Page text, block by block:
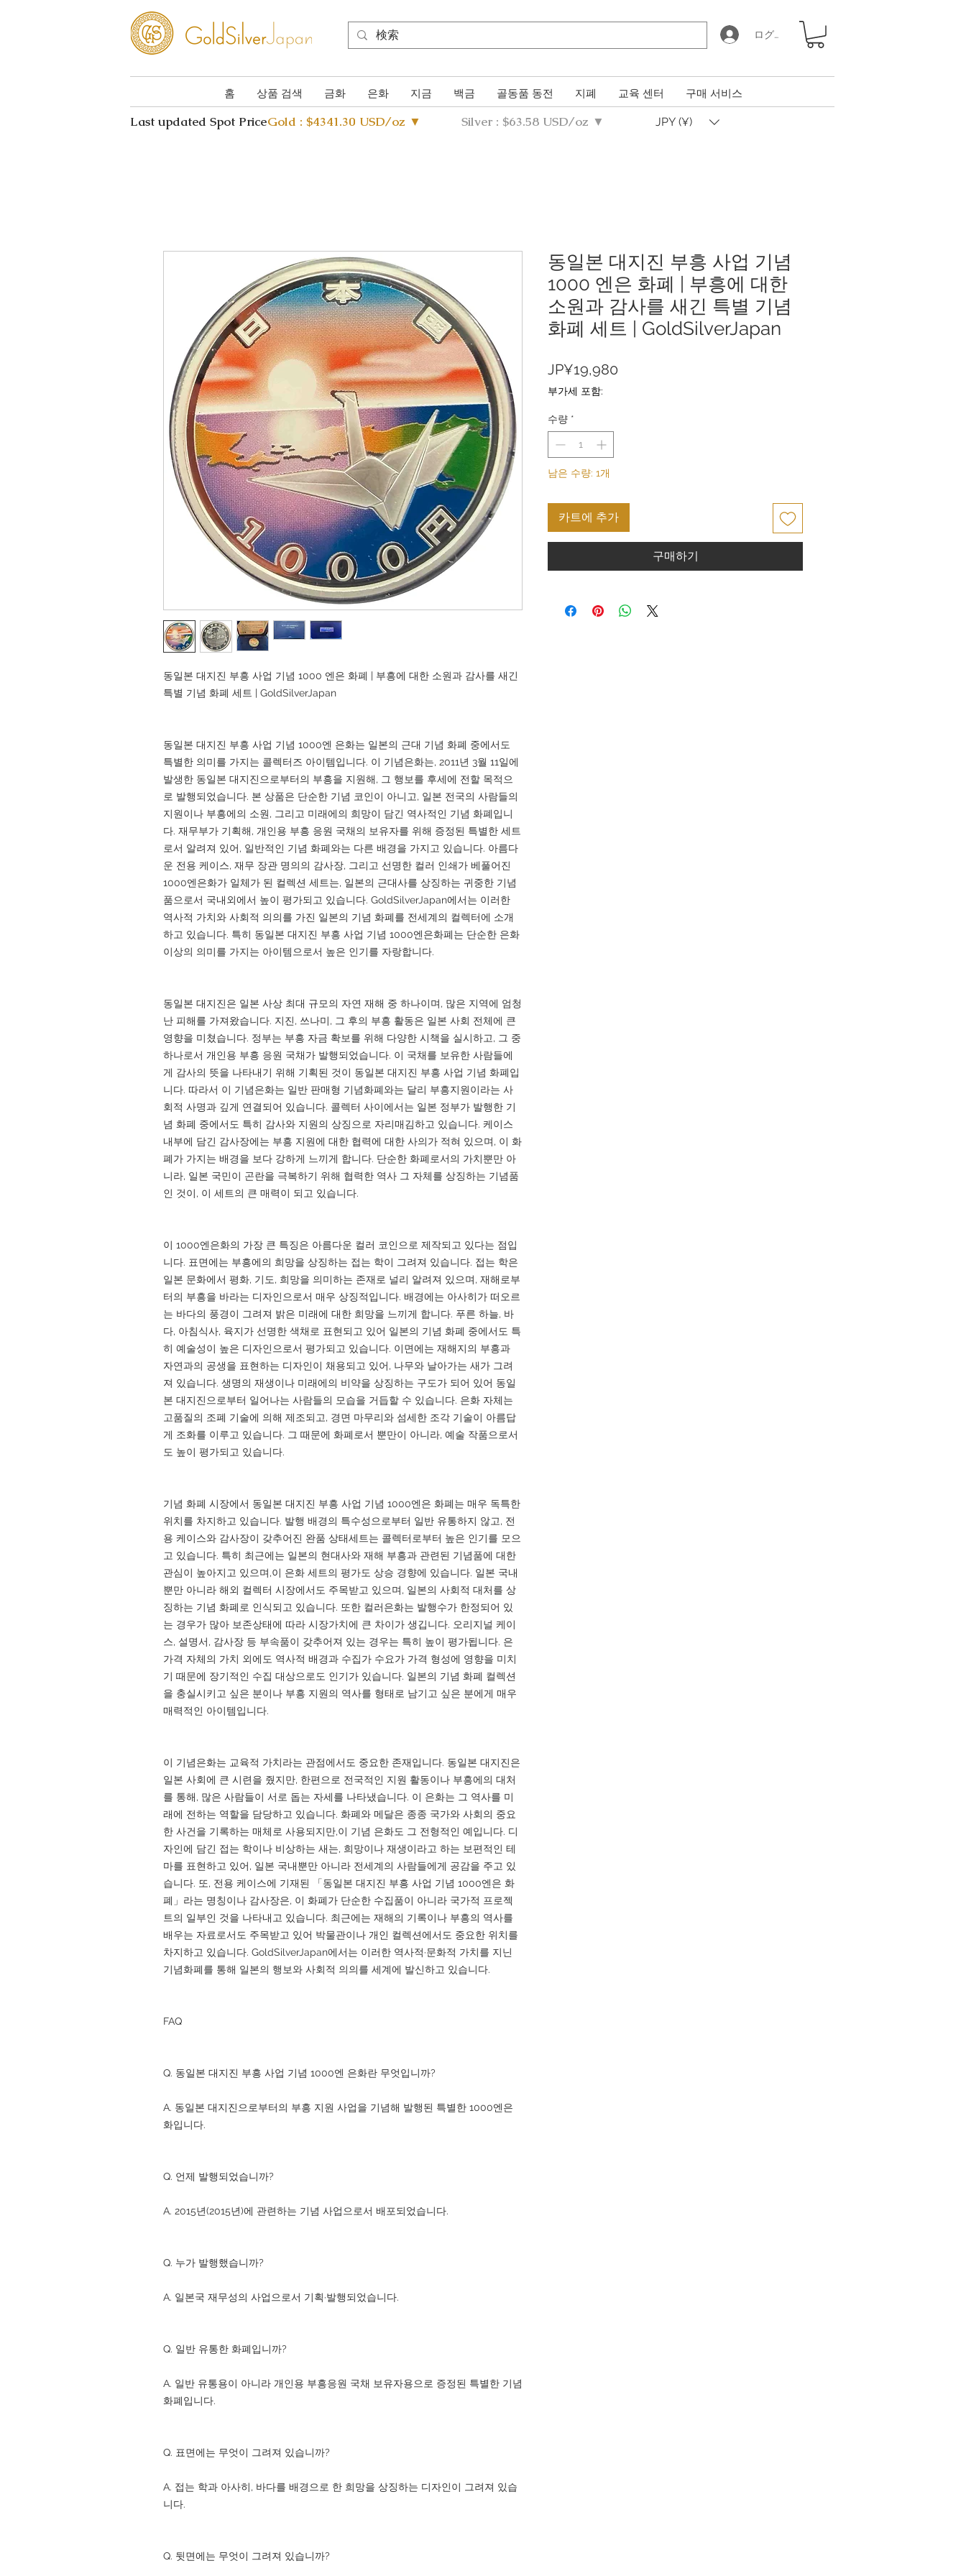
ログイン
홈 상품 검색 금화 은화 지금 백금 골동품 동전 지폐 교육 센터 구매 서비스
Last updated Spot PriceGold : $4341.30 USD/oz ▼ Silver : $63.58 USD/oz ▼ JPY (¥)
동일본 대지진 부흥 사업 기념 1000 엔은 화폐 | 부흥에 대한 소원과 감사를 새긴
특별 기념 화폐 세트 | GoldSilverJapan
동일본 대지진 부흥 사업 기념 1000엔 은화는 일본의 근대 기념 화폐 중에서도
특별한 의미를 가지는 콜렉터즈 아이템입니다. 이 기념은화는, 2011년 3월 11일에
발생한 동일본 대지진으로부터의 부흥을 지원해, 그 행보를 후세에 전할 목적으
로 발행되었습니다. 본 상품은 단순한 기념 코인이 아니고, 일본 전국의 사람들의
지원이나 부흥에의 소원, 그리고 미래에의 희망이 담긴 역사적인 기념 화폐입니
다. 재무부가 기획해, 개인용 부흥 응원 국채의 보유자를 위해 증정된 특별한 세트
로서 알려져 있어, 일반적인 기념 화폐와는 다른 배경을 가지고 있습니다. 아름다
운 전용 케이스, 재무 장관 명의의 감사장, 그리고 선명한 컬러 인쇄가 베풀어진
1000엔은화가 일체가 된 컬렉션 세트는, 일본의 근대사를 상징하는 귀중한 기념
품으로서 국내외에서 높이 평가되고 있습니다. GoldSilverJapan에서는 이러한
역사적 가치와 사회적 의의를 가진 일본의 기념 화폐를 전세계의 컬렉터에 소개
하고 있습니다. 특히 동일본 대지진 부흥 사업 기념 1000엔은화폐는 단순한 은화
이상의 의미를 가지는 아이템으로서 높은 인기를 자랑합니다.
동일본 대지진은 일본 사상 최대 규모의 자연 재해 중 하나이며, 많은 지역에 엄청
난 피해를 가져왔습니다. 지진, 쓰나미, 그 후의 부흥 활동은 일본 사회 전체에 큰
영향을 미쳤습니다. 정부는 부흥 자금 확보를 위해 다양한 시책을 실시하고, 그 중
하나로서 개인용 부흥 응원 국채가 발행되었습니다. 이 국채를 보유한 사람들에
게 감사의 뜻을 나타내기 위해 기획된 것이 동일본 대지진 부흥 사업 기념 화폐입
니다. 따라서 이 기념은화는 일반 판매형 기념화폐와는 달리 부흥지원이라는 사
회적 사명과 깊게 연결되어 있습니다. 콜렉터 사이에서는 일본 정부가 발행한 기
념 화폐 중에서도 특히 감사와 지원의 상징으로 자리매김하고 있습니다. 케이스
내부에 담긴 감사장에는 부흥 지원에 대한 협력에 대한 사의가 적혀 있으며, 이 화
폐가 가지는 배경을 보다 강하게 느끼게 합니다. 단순한 화폐로서의 가치뿐만 아
니라, 일본 국민이 곤란을 극복하기 위해 협력한 역사 그 자체를 상징하는 기념품
인 것이, 이 세트의 큰 매력이 되고 있습니다.
이 1000엔은화의 가장 큰 특징은 아름다운 컬러 코인으로 제작되고 있다는 점입
니다. 표면에는 부흥에의 희망을 상징하는 접는 학이 그려져 있습니다. 접는 학은
일본 문화에서 평화, 기도, 희망을 의미하는 존재로 널리 알려져 있으며, 재해로부
터의 부흥을 바라는 디자인으로서 매우 상징적입니다. 배경에는 아사히가 떠오르
는 바다의 풍경이 그려져 밝은 미래에 대한 희망을 느끼게 합니다. 푸른 하늘, 바
다, 아침식사, 육지가 선명한 색채로 표현되고 있어 일본의 기념 화폐 중에서도 특
히 예술성이 높은 디자인으로서 평가되고 있습니다. 이면에는 재해지의 부흥과
자연과의 공생을 표현하는 디자인이 채용되고 있어, 나무와 날아가는 새가 그려
져 있습니다. 생명의 재생이나 미래에의 비약을 상징하는 구도가 되어 있어 동일
본 대지진으로부터 일어나는 사람들의 모습을 거듭할 수 있습니다. 은화 자체는
고품질의 조폐 기술에 의해 제조되고, 경면 마무리와 섬세한 조각 기술이 아름답
게 조화를 이루고 있습니다. 그 때문에 화폐로서 뿐만이 아니라, 예술 작품으로서
도 높이 평가되고 있습니다.
기념 화폐 시장에서 동일본 대지진 부흥 사업 기념 1000엔은 화폐는 매우 독특한
위치를 차지하고 있습니다. 발행 배경의 특수성으로부터 일반 유통하지 않고, 전
용 케이스와 감사장이 갖추어진 완품 상태세트는 콜렉터로부터 높은 인기를 모으
고 있습니다. 특히 최근에는 일본의 현대사와 재해 부흥과 관련된 기념품에 대한
관심이 높아지고 있으며,이 은화 세트의 평가도 상승 경향에 있습니다. 일본 국내
뿐만 아니라 해외 컬렉터 시장에서도 주목받고 있으며, 일본의 사회적 대처를 상
징하는 기념 화폐로 인식되고 있습니다. 또한 컬러은화는 발행수가 한정되어 있
는 경우가 많아 보존상태에 따라 시장가치에 큰 차이가 생깁니다. 오리지널 케이
스, 설명서, 감사장 등 부속품이 갖추어져 있는 경우는 특히 높이 평가됩니다. 은
가격 자체의 가치 외에도 역사적 배경과 수집가 수요가 가격 형성에 영향을 미치
기 때문에 장기적인 수집 대상으로도 인기가 있습니다. 일본의 기념 화폐 컬렉션
을 충실시키고 싶은 분이나 부흥 지원의 역사를 형태로 남기고 싶은 분에게 매우
매력적인 아이템입니다.
이 기념은화는 교육적 가치라는 관점에서도 중요한 존재입니다. 동일본 대지진은
일본 사회에 큰 시련을 줬지만, 한편으로 전국적인 지원 활동이나 부흥에의 대처
를 통해, 많은 사람들이 서로 돕는 자세를 나타냈습니다. 이 은화는 그 역사를 미
래에 전하는 역할을 담당하고 있습니다. 화폐와 메달은 종종 국가와 사회의 중요
한 사건을 기록하는 매체로 사용되지만,이 기념 은화도 그 전형적인 예입니다. 디
자인에 담긴 접는 학이나 비상하는 새는, 희망이나 재생이라고 하는 보편적인 테
마를 표현하고 있어, 일본 국내뿐만 아니라 전세계의 사람들에게 공감을 주고 있
습니다. 또, 전용 케이스에 기재된 「동일본 대지진 부흥 사업 기념 1000엔은 화
폐」라는 명칭이나 감사장은, 이 화폐가 단순한 수집품이 아니라 국가적 프로젝
트의 일부인 것을 나타내고 있습니다. 최근에는 재해의 기록이나 부흥의 역사를
배우는 자료로서도 주목받고 있어 박물관이나 개인 컬렉션에서도 중요한 위치를
차지하고 있습니다. GoldSilverJapan에서는 이러한 역사적·문화적 가치를 지닌
기념화폐를 통해 일본의 행보와 사회적 의의를 세계에 발신하고 있습니다.
FAQ
Q. 동일본 대지진 부흥 사업 기념 1000엔 은화란 무엇입니까?
A. 동일본 대지진으로부터의 부흥 지원 사업을 기념해 발행된 특별한 1000엔은
화입니다.
Q. 언제 발행되었습니까?
A. 2015년(2015년)에 관련하는 기념 사업으로서 배포되었습니다.
Q. 누가 발행했습니까?
A. 일본국 재무성의 사업으로서 기획·발행되었습니다.
Q. 일반 유통한 화폐입니까?
A. 일반 유통용이 아니라 개인용 부흥응원 국채 보유자용으로 증정된 특별한 기념
화폐입니다.
Q. 표면에는 무엇이 그려져 있습니까?
A. 접는 학과 아사히, 바다를 배경으로 한 희망을 상징하는 디자인이 그려져 있습
니다.
Q. 뒷면에는 무엇이 그려져 있습니까?
동일본 대지진 부흥 사업 기념
1000 엔은 화폐 | 부흥에 대한
소원과 감사를 새긴 특별 기념
화폐 세트 | GoldSilverJapan
JP¥19,980
부가세 포함:
수량 *
남은 수량: 1개
카트에 추가
구매하기